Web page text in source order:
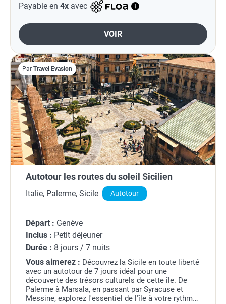
Payable en 4x avec
VOIR
Par Travel Evasion
Autotour les routes du soleil Sicilien
Italie, Palerme, Sicile Autotour
Départ : Genève
Inclus : Petit déjeuner
Durée : 8 jours / 7 nuits
Vous aimerez : Découvrez la Sicile en toute liberté
avec un autotour de 7 jours idéal pour une
découverte des trésors culturels de cette île. De
Palerme à Marsala, en passant par Syracuse et
Messine, explorez l'essentiel de l'île à votre rythme,